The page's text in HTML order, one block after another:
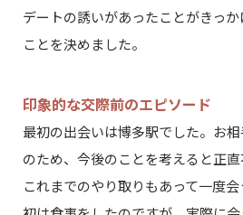
デートの誘いがあったことがきっ
ことを決めました。
印象的な交際前のエピソード
最初の出会いは博多駅でした。お
のため、今後のことを考えると正直
これまでのやり取りもあって一度